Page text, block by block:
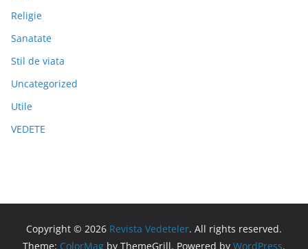
Religie
Sanatate
Stil de viata
Uncategorized
Utile
VEDETE
Copyright © 2026 Revista Vedeteler. All rights reserved.
Theme: ColorMag by ThemeGrill. Powered by WordPress.